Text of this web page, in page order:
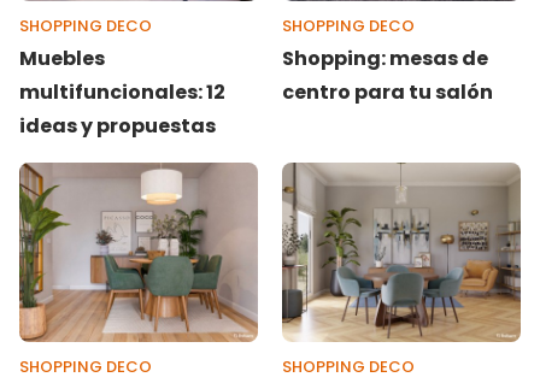
SHOPPING DECO
Muebles
multifuncionales: 12
ideas y propuestas
SHOPPING DECO
Shopping: mesas de
centro para tu salón
SHOPPING DECO SHOPPING DECO